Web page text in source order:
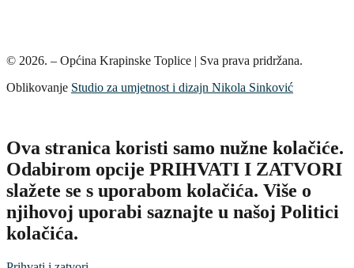
© 2026. – Općina Krapinske Toplice | Sva prava pridržana.
Oblikovanje Studio za umjetnost i dizajn Nikola Sinković
Ova stranica koristi samo nužne kolačiće.
Odabirom opcije PRIHVATI I ZATVORI
slažete se s uporabom kolačića. Više o
njihovoj uporabi saznajte u našoj Politici
kolačića.